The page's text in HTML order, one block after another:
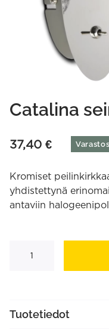
Catalina
37,40 €
Kromiset
yhdistettynä
antaviin
seinävalaisin
Tuotetiedot